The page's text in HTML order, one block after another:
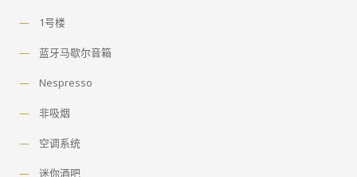
1号楼
蓝牙马歇尔音箱
Nespresso
非吸烟
空调系统
迷你酒吧